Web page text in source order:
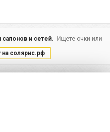
салонов и сетей.
Ищете очки или
на солярис.рф